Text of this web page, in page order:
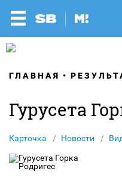
ГЛАВНАЯ
Гурусета
Карточка Новости